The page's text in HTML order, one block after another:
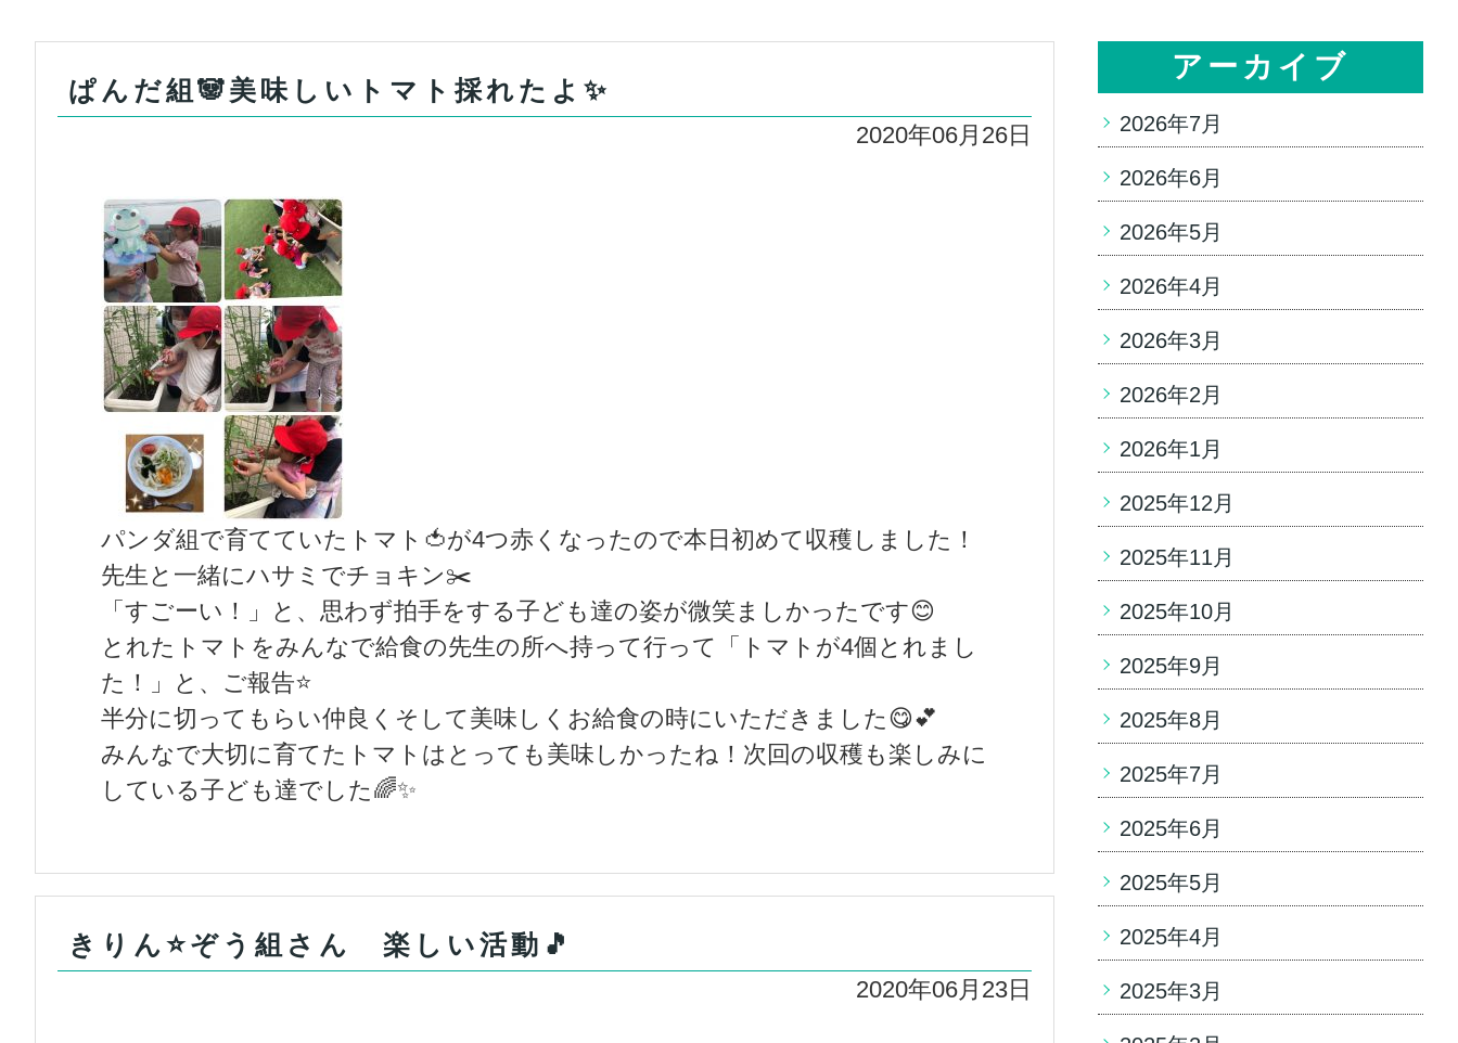
ぱんだ組🐼美味しいトマト採れたよ✨
2020年06月26日
パンダ組で育てていたトマト🍅が4つ赤くなったので本日初めて収穫しました！
先生と一緒にハサミでチョキン✂️
「すごーい！」と、思わず拍手をする子ども達の姿が微笑ましかったです😊
とれたトマトをみんなで給食の先生の所へ持って行って「トマトが4個とれまし
た！」と、ご報告⭐️
半分に切ってもらい仲良くそして美味しくお給食の時にいただきました😋💕
みんなで大切に育てたトマトはとっても美味しかったね！次回の収穫も楽しみに
している子ども達でした🌈✨
きりん⭐ぞう組さん 楽しい活動🎵
2020年06月23日
アーカイブ
2026年7月
2026年6月
2026年5月
2026年4月
2026年3月
2026年2月
2026年1月
2025年12月
2025年11月
2025年10月
2025年9月
2025年8月
2025年7月
2025年6月
2025年5月
2025年4月
2025年3月